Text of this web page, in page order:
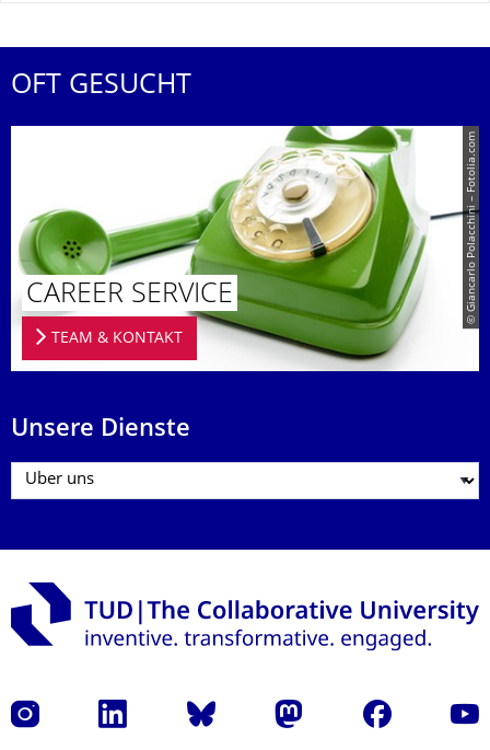
OFT GESUCHT
© Giancarlo Polacchini – Fotolia.com
CAREER SERVICE
TEAM & KONTAKT
Unsere Dienste
Instagram LinkedIn Bluesky Mastodon Facebook